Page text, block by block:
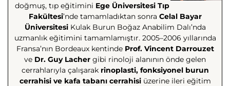
doğmuş, tıp eğitimini Ege Üniversitesi Tıp
Fakültesi’nde tamamladıktan sonra Celal Bayar
ÜniversitesiKulak Burun Boğaz Anabilim Dalı’nda
uzmanlık eğitimini tamamlamıştır. 2005–2006 yıllarında
Fransa’nın Bordeaux kentinde Prof. Vincent Darrouzet
ve Dr. Guy Lacher gibi rinoloji alanının önde gelen
cerrahlarıyla çalışarak rinoplasti, fonksiyonel burun
cerrahisi ve kafa tabanı cerrahisiüzerine ileri eğitim